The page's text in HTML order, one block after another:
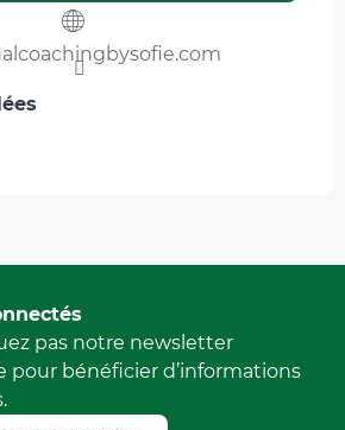
le 20 avril 2024 à 15:05
de Tourisme de Villard-de-Lans
de l'offre : 6790718)
une erreur
pas notre newsletter
pour bénéficier d’informations